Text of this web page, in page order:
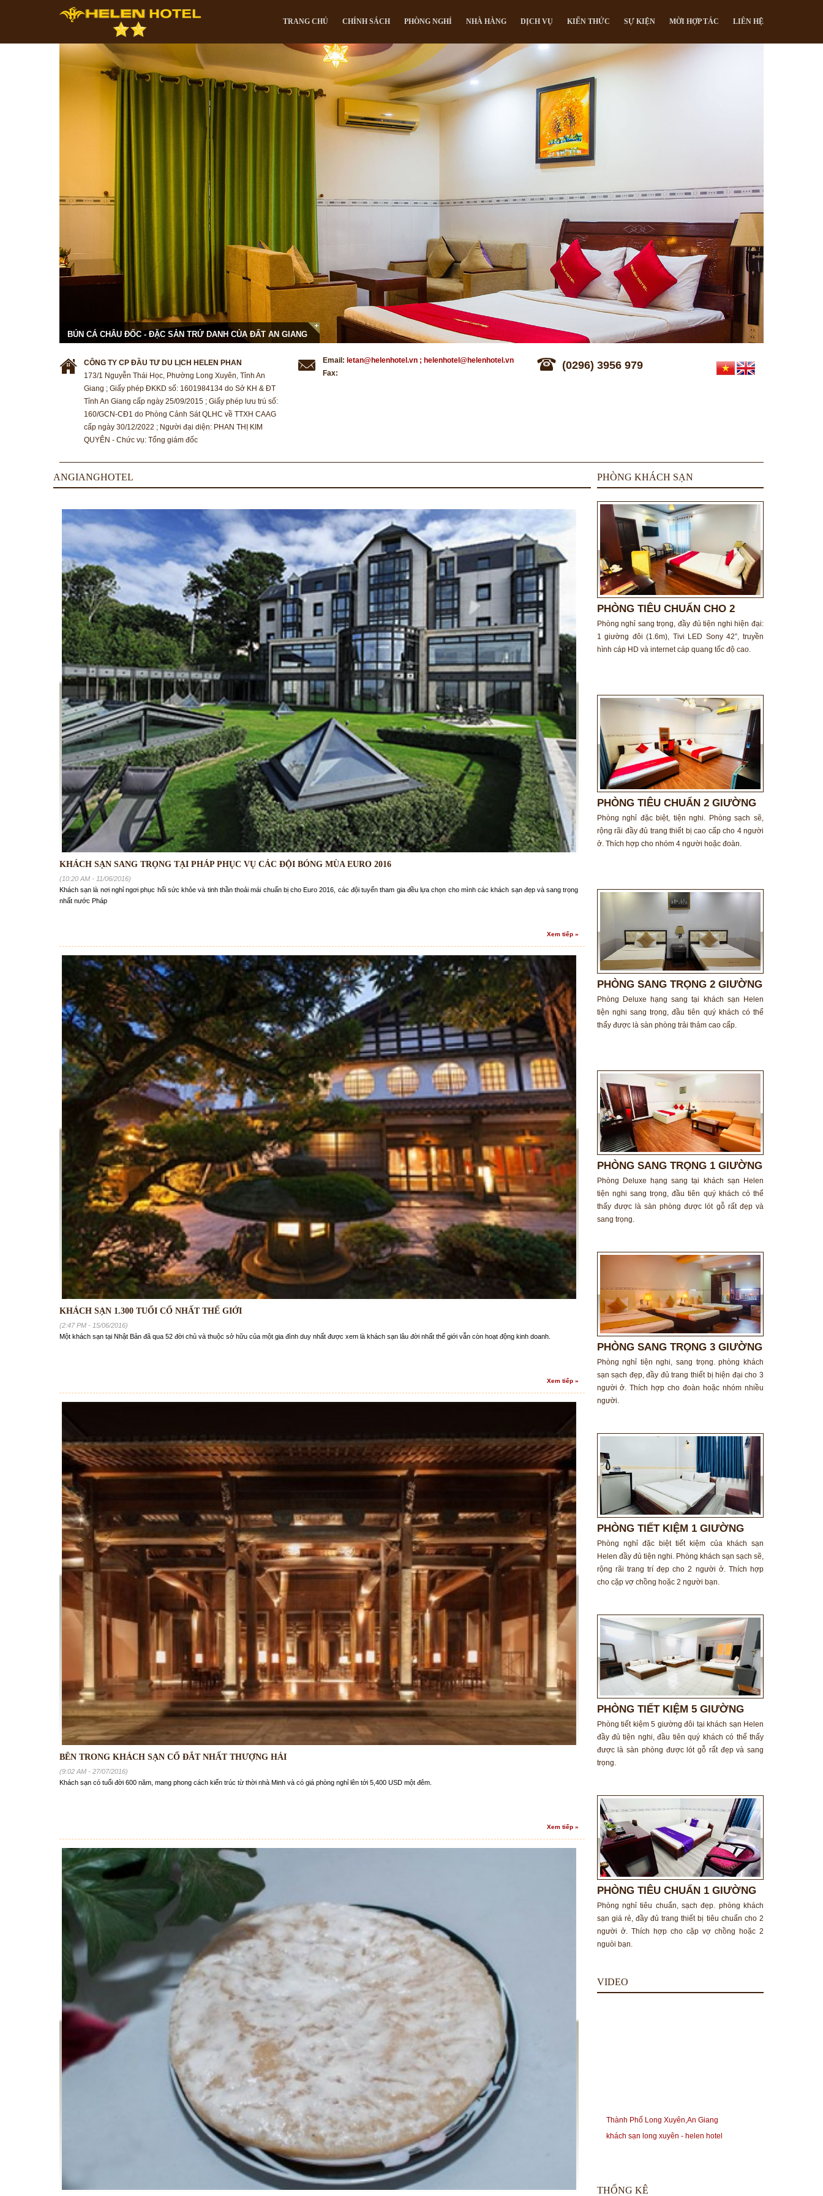
TRANG CHỦ CHÍNH SÁCH PHÒNG NGHỈ NHÀ HÀNG DỊCH VỤ KIẾN THỨC SỰ KIỆN MỜI HỢP TÁC LIÊN HỆ
BÚN CÁ CHÂU ĐỐC - ĐẶC SẢN TRỨ DANH CỦA ĐẤT AN GIANG
CÔNG TY CP ĐẦU TƯ DU LỊCH HELEN PHAN
173/1 Nguyễn Thái Học, Phường Long Xuyên, Tỉnh An
Giang ; Giấy phép ĐKKD số: 1601984134 do Sở KH & ĐT
Tỉnh An Giang cấp ngày 25/09/2015 ; Giấy phép lưu trú số:
160/GCN-CĐ1 do Phòng Cảnh Sát QLHC về TTXH CAAG
cấp ngày 30/12/2022 ; Người đại diện: PHAN THỊ KIM
QUYÊN - Chức vụ: Tổng giám đốc
Email: letan@helenhotel.vn ; helenhotel@helenhotel.vn
Fax:
(0296) 3956 979
ANGIANGHOTEL
KHÁCH SẠN SANG TRỌNG TẠI PHÁP PHỤC VỤ CÁC ĐỘI BÓNG MÙA EURO 2016
(10:20 AM - 11/06/2016)
Khách sạn là nơi nghỉ ngơi phục hổi sức khỏe và tinh thần thoải mái chuẩn bị cho Euro 2016, các đội tuyển tham gia đều lựa chọn cho mình các khách sạn đẹp và sang trọng
nhất nước Pháp
Xem tiếp »
KHÁCH SẠN 1.300 TUỔI CỔ NHẤT THẾ GIỚI
(2:47 PM - 15/06/2016)
Một khách sạn tại Nhật Bản đã qua 52 đời chủ và thuộc sở hữu của một gia đình duy nhất được xem là khách sạn lâu đời nhất thế giới vẫn còn hoạt động kinh doanh.
Xem tiếp »
BÊN TRONG KHÁCH SẠN CỔ ĐẮT NHẤT THƯỢNG HẢI
(9:02 AM - 27/07/2016)
Khách sạn có tuổi đời 600 năm, mang phong cách kiến trúc từ thời nhà Minh và có giá phòng nghỉ lên tới 5,400 USD một đêm.
Xem tiếp »
PHÒNG KHÁCH SẠN
PHÒNG TIÊU CHUẨN CHO 2
NGƯỜI
Phòng nghỉ sang trọng, đầy đủ tiện nghi hiện đại:
1 giường đôi (1.6m), Tivi LED Sony 42”, truyền
hình cáp HD và internet cáp quang tốc độ cao.
PHÒNG TIÊU CHUẨN 2 GIƯỜNG
ĐÔI
Phòng nghỉ đặc biệt, tiện nghi. Phòng sạch sẽ,
rộng rãi đầy đủ trang thiết bị cao cấp cho 4 người
ở. Thích hợp cho nhóm 4 người hoặc đoàn.
PHÒNG SANG TRỌNG 2 GIƯỜNG
ĐƠN
Phòng Deluxe hạng sang tại khách sạn Helen
tiện nghi sang trọng, đầu tiên quý khách có thể
thấy được là sàn phòng trải thảm cao cấp.
PHÒNG SANG TRỌNG 1 GIƯỜNG
ĐÔI
Phòng Deluxe hạng sang tại khách sạn Helen
tiện nghi sang trọng, đầu tiên quý khách có thể
thấy được là sàn phòng được lót gỗ rất đẹp và
sang trọng.
PHÒNG SANG TRỌNG 3 GIƯỜNG
ĐƠN
Phòng nghỉ tiện nghi, sang trọng. phòng khách
sạn sạch đẹp, đầy đủ trang thiết bị hiện đại cho 3
người ở. Thích hợp cho đoàn hoặc nhóm nhiều
người.
PHÒNG TIẾT KIỆM 1 GIƯỜNG
ĐÔI
Phòng nghỉ đặc biệt tiết kiệm của khách sạn
Helen đầy đủ tiện nghi. Phòng khách sạn sạch sẽ,
rộng rãi trang trí đẹp cho 2 người ở. Thích hợp
cho cặp vợ chồng hoặc 2 người bạn.
PHÒNG TIẾT KIỆM 5 GIƯỜNG
ĐÔI
Phòng tiết kiệm 5 giường đôi tại khách sạn Helen
đầy đủ tiện nghi, đầu tiên quý khách có thể thấy
được là sàn phòng được lót gỗ rất đẹp và sang
trọng.
PHÒNG TIÊU CHUẨN 1 GIƯỜNG
ĐÔI
Phòng nghỉ tiêu chuẩn, sạch đẹp. phòng khách
sạn giá rẻ, đầy đủ trang thiết bị tiêu chuẩn cho 2
người ở. Thích hợp cho cặp vợ chồng hoặc 2
nguòi bạn.
VIDEO
Thành Phố Long Xuyên,An Giang
khách sạn long xuyên - helen hotel
THỐNG KÊ